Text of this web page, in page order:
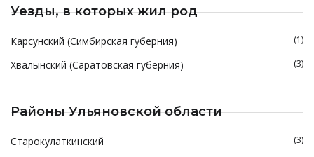
Уезды, в которых жил род
Карсунский (Симбирская губерния) (1)
Хвалынский (Саратовская губерния) (3)
Районы Ульяновской области
Старокулаткинский (3)